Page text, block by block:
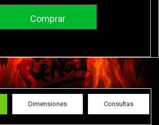
Dimensiones Consultas